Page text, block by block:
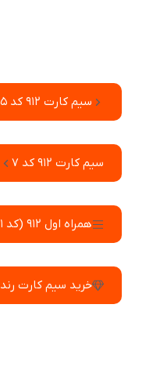
سیم کارت 912 کد 5
سیم کارت 912 کد 7
همراه اول 912 (کد 1 تا 0)
خرید سیم کارت رند 912